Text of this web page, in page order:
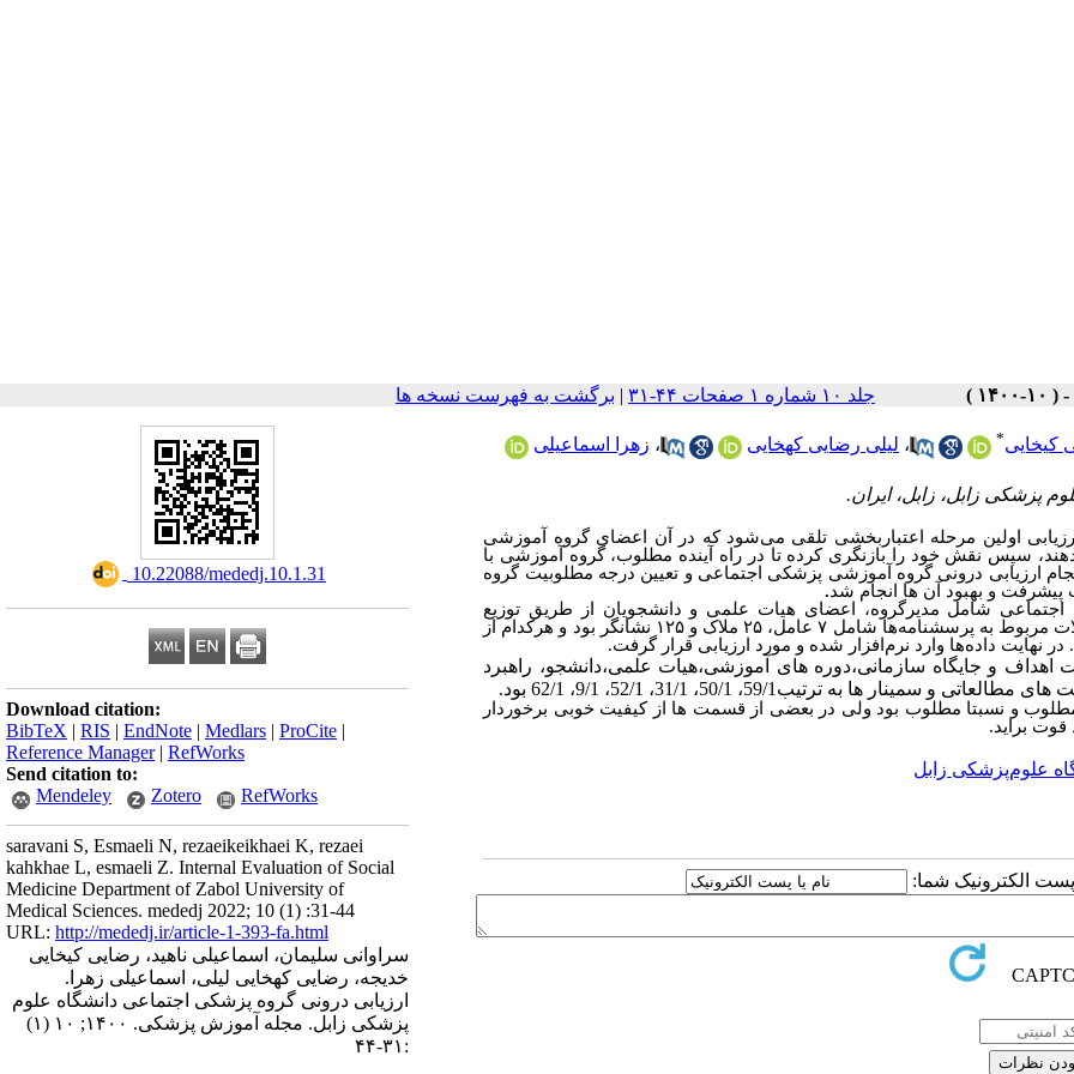
جلد ۱۰ شماره ۱ صفحات ۴۴-۳۱ | برگشت به فهرست نسخه ها
‎ 10.22088/mededj.10.1.31
Download citation:
BibTeX | RIS | EndNote | Medlars | ProCite |
Reference Manager| RefWorks
Send citation to:
Mendeley
Zotero RefWorks
saravani S, Esmaeli N, rezaeikeikhaei K, rezaei
kahkhae L, esmaeli Z. Internal Evaluation of Social
Medicine Department of Zabol University of
Medical Sciences. mededj 2022; 10 (1) :31-44
URL: http://mededj.ir/article-1-393-fa.html
سراوانی سلیمان، اسماعیلی ناهید، رضایی کیخایی
خدیجه، رضایی کهخایی لیلی، اسماعیلی زهرا.
ارزیابی درونی گروه پزشکی اجتماعی دانشگاه علوم
پزشکی زابل. مجله آموزش پزشکی. ۱۴۰۰; ۱۰ (۱)
:۳۱-۴۴
کیخایی* ، لیلی رضایی کهخایی ، زهرا اسماعیلی
پزشکی زابل، زابل، ایران.
اولین مرحله اعتباربخشی تلقی می‌شود که در آن اعضای گروه آموزشی
سپس نقش خود را بازنگری کرده تا در راه آینده مطلوب، گروه آموزشی با
ارزیابی درونی گروه آموزشی پزشکی اجتماعی و تعیین درجه مطلوبیت گروه
و بهبود آن ها انجام شد.
پزشکی اجتماعی شامل مدیرگروه، اعضای هیات علمی و دانشجویان از طریق توزیع
مربوط به پرسشنامه‌ها شامل
۷ عامل، ۲۵ ملاک و ۱۲۵ نشانگر بود و هرکدام از
داده‌ها وارد نرم‌افزار شده و مورد ارزیابی قرار گرفت.
و جایگاه سازمانی،دوره های آموزشی،هیات علمی،دانشجو، راهبرد
ها به ترتیب59/1، 50/1، 31/1، 52/1، 9/1، 62/1 بود.
و نسبتا مطلوب بود ولی در بعضی از قسمت ها از کیفیت خوبی برخوردار
براید.
علوم‌پزشکی زابل
پست الکترونیک شما: